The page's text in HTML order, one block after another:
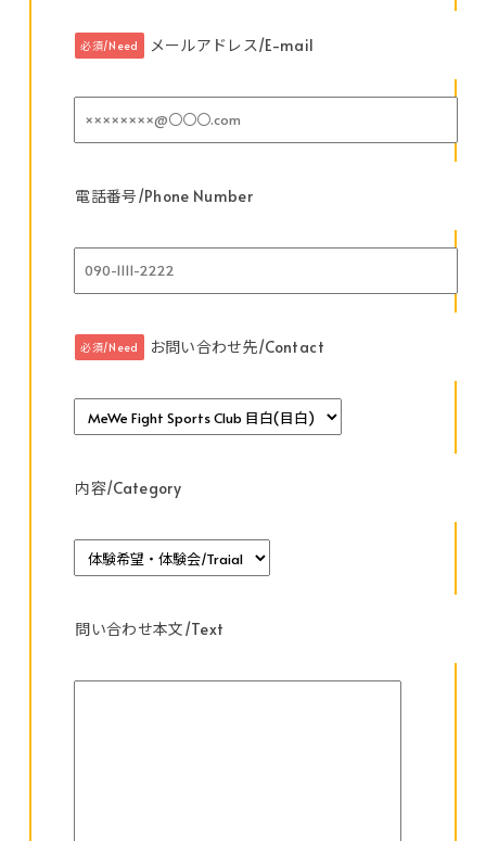
必須/Need メールアドレス/E-mail
電話番号/Phone Number
必須/Need お問い合わせ先/Contact
内容/Category
問い合わせ本文/Text